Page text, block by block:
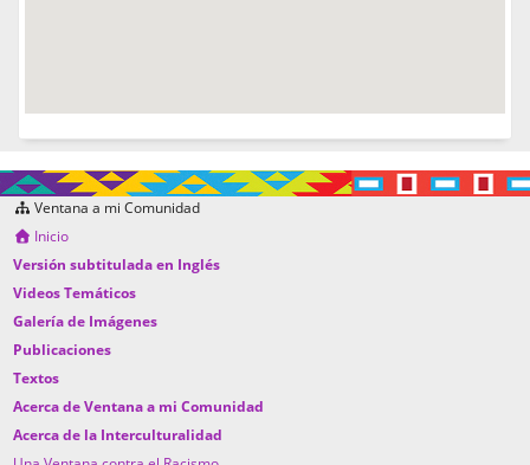
Ventana a mi Comunidad
Inicio
Versión subtitulada en Inglés
Videos Temáticos
Galería de Imágenes
Publicaciones
Textos
Acerca de Ventana a mi Comunidad
Acerca de la Interculturalidad